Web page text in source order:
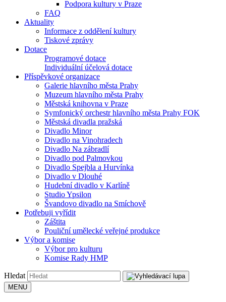
Podpora kultury v Praze
FAQ
Aktuality
Informace z oddělení kultury
Tiskové zprávy
Dotace
Programové dotace
Individuální účelová dotace
Příspěvkové organizace
Galerie hlavního města Prahy
Muzeum hlavního města Prahy
Městská knihovna v Praze
Symfonický orchestr hlavního města Prahy FOK
Městská divadla pražská
Divadlo Minor
Divadlo na Vinohradech
Divadlo Na zábradlí
Divadlo pod Palmovkou
Divadlo Spejbla a Hurvínka
Divadlo v Dlouhé
Hudební divadlo v Karlíně
Studio Ypsilon
Švandovo divadlo na Smíchově
Potřebuji vyřídit
Záštita
Pouliční umělecké veřejné produkce
Výbor a komise
Výbor pro kulturu
Komise Rady HMP
Hledat
MENU